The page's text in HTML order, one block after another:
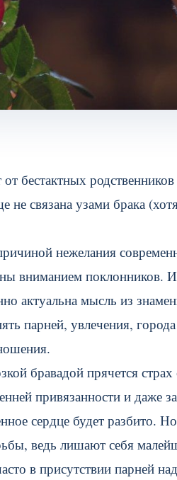
бестактных
связана узами брака
нежелания
вниманием поклонников. И
актуальна мысль из
парней, увлечения,
бравадой прячется
привязанности и даже
сердце будет разбито.
ведь лишают себя
в присутствии парней